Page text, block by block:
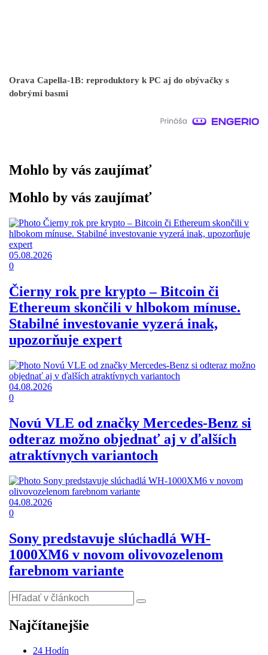
Orava Capella-1B: reproduktory k PC aj do obývačky s
dobrými basmi
Mohlo by vás zaujímať
Mohlo by vás zaujímať
05.08.2026
0
Čierny rok pre krypto – Bitcoin či
Ethereum skončili v hlbokom mínuse.
Stabilné investovanie vyzerá inak,
upozorňuje expert
04.08.2026
0
Novú VLE od značky Mercedes-Benz si
odteraz možno objednať aj v ďalších
atraktívnych variantoch
04.08.2026
0
Sony predstavuje slúchadlá WH-
1000XM6 v novom olivovozelenom
farebnom variante
Najčítanejšie
24 Hodín